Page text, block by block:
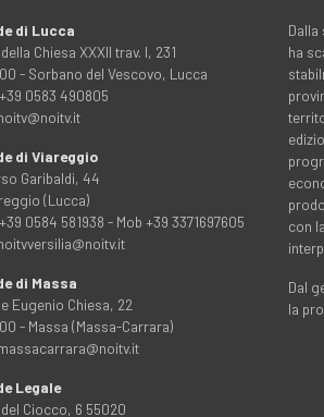
di Lucca
Chiesa XXXII trav. I, 231
- Sorbano del Vescovo, Lucca
0583 490805
di Viareggio
Garibaldi, 44
(Lucca)
0584 581938 - Mob +39 3371697605
di Massa
Eugenio Chiesa, 22
- Massa (Massa-Carrara)
Legale
Ciocco, 6 55020
Dalla
ha
con
Dal
la